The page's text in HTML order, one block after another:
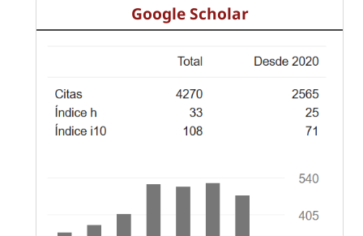
Google Scholar